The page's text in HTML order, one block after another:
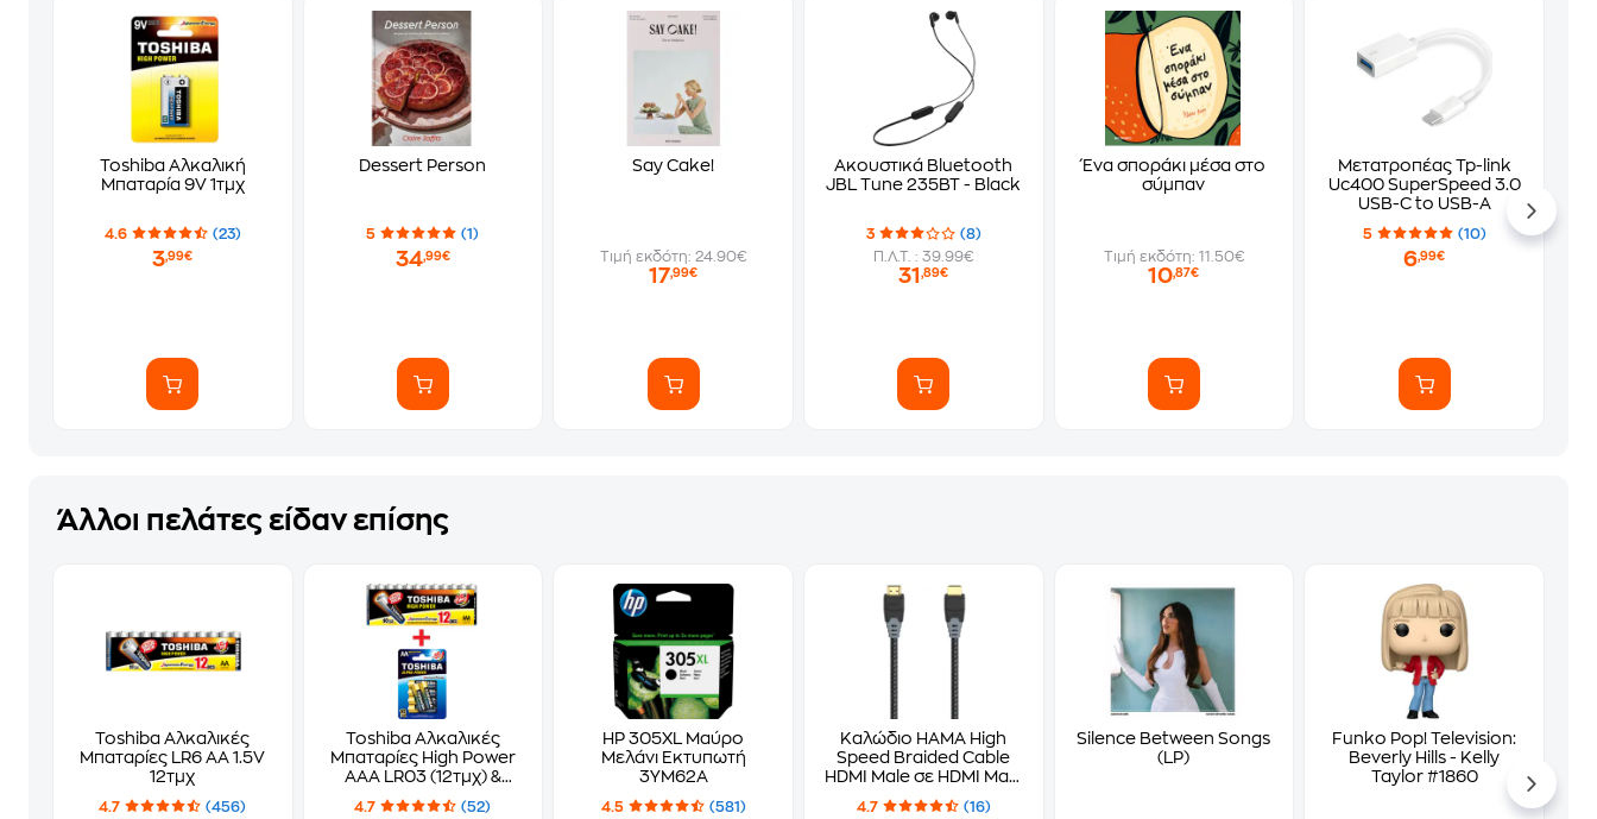
Toshiba Αλκαλική
Μπαταρία 9V 1τμχ
4.6 (23)
3,99€
Dessert Person
5 (1)
34,99€
Say Cake!
Τιμή εκδότη: 24.90€
17,99€
Ακουστικά Bluetooth
JBL Tune 235BT - Black
3
(8)
Π.Λ.Τ. : 39.99€
31,89€
Ένα σποράκι μέσα στο
σύμπαν
Τιμή εκδότη: 11.50€
10,87€
Μετατροπέας Tp-link
Uc400 SuperSpeed 3.0
USB-C to USB-A
5 (10)
6,99€
Άλλοι πελάτες είδαν επίσης
Toshiba Αλκαλικές
Μπαταρίες LR6 AA 1.5V
12τμχ
4.7 (456)
Toshiba Αλκαλικές
Μπαταρίες High Power
AAA LR03 (12τμχ) &
Alpha Power AA LR6
(6τμχ)
4.7 (52)
HP 305XL Μαύρο
Μελάνι Εκτυπωτή
3YM62A
4.5 (581)
Καλώδιο HAMA High
Speed Braided Cable
HDMI Male σε HDMI Male
- 1.5m
4.7
(16)
Silence Between Songs
(LP)
Funko Pop! Television:
Beverly Hills - Kelly
Taylor #1860